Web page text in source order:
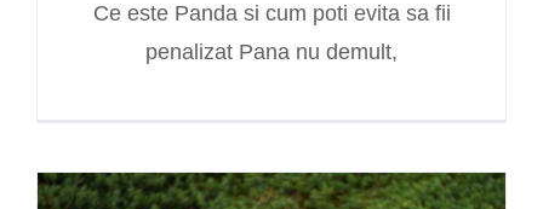
Ce este Panda si cum poti evita sa fii
penalizat Pana nu demult,